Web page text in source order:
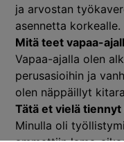
ja arvostan
asennetta korkealle.
Mitä teet vapaa-
Vapaa-ajalla olen
perusasioihin ja
olen näppäillyt
Tätä et vielä
Minulla oli